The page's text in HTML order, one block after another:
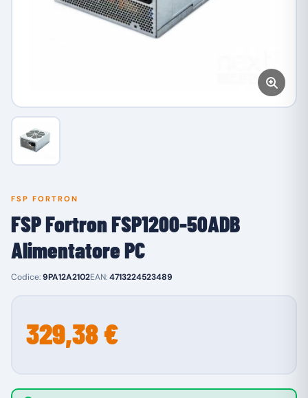
FSP FORTRON
FSP Fortron FSP1200-50ADB
Alimentatore PC
Codice:9PA12A2102EAN:4713224523489
329,38 €